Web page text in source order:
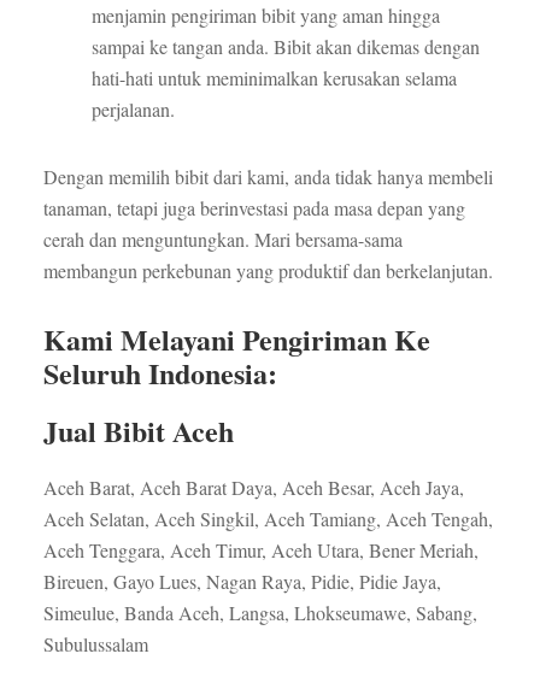
menjamin pengiriman bibit yang aman hingga
sampai ke tangan anda. Bibit akan dikemas dengan
hati-hati untuk meminimalkan kerusakan selama
perjalanan.
Dengan memilih bibit dari kami, anda tidak hanya membeli
tanaman, tetapi juga berinvestasi pada masa depan yang
cerah dan menguntungkan. Mari bersama-sama
membangun perkebunan yang produktif dan berkelanjutan.
Kami Melayani Pengiriman Ke
Seluruh Indonesia:
Jual Bibit Aceh
Aceh Barat, Aceh Barat Daya, Aceh Besar, Aceh Jaya,
Aceh Selatan, Aceh Singkil, Aceh Tamiang, Aceh Tengah,
Aceh Tenggara, Aceh Timur, Aceh Utara, Bener Meriah,
Bireuen, Gayo Lues, Nagan Raya, Pidie, Pidie Jaya,
Simeulue, Banda Aceh, Langsa, Lhokseumawe, Sabang,
Subulussalam